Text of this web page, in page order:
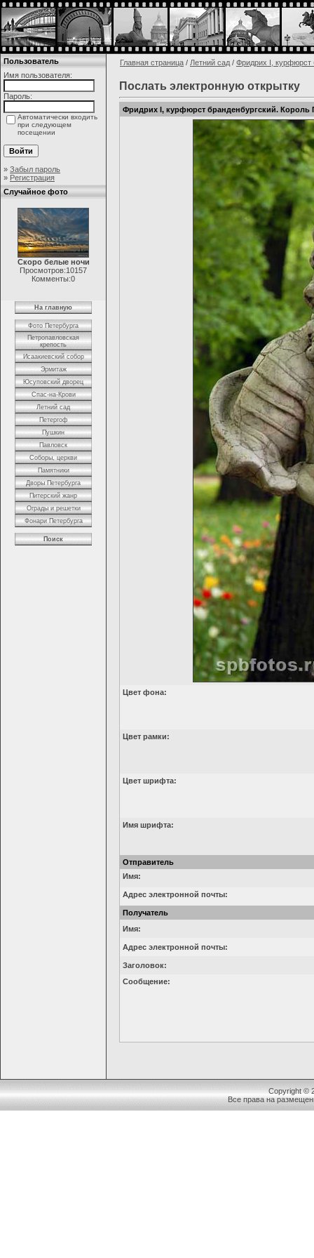
Пользователь
Имя пользователя:
Пароль:
Автоматически входить
при следующем
посещении
» Забыл пароль
» Регистрация
Случайное фото
Скоро белые ночи
Просмотров:10157
Комменты:0
На главную
Фото Петербурга
Петропавловская
крепость
Исаакиевский собор
Эрмитаж
Юсуповский дворец
Спас-на-Крови
Летний сад
Петергоф
Пушкин
Павловск
Соборы, церкви
Памятники
Дворы Петербурга
Питерский жанр
Ограды и решетки
Фонари Петербурга
Поиск
Главная страница / Летний сад / Фридрих I, курфюрст
Послать электронную открытку
Фридрих I, курфюрст бранденбургский. Король
Цвет фона:
Цвет рамки:
Цвет шрифта:
Имя шрифта:
Отправитель
Имя:
Адрес электронной почты:
Получатель
Имя:
Адрес электронной почты:
Заголовок:
Сообщение:
Copyright ©
Все права на